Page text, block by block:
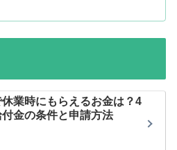
業時にもらえるお金は？4
金の条件と申請方法